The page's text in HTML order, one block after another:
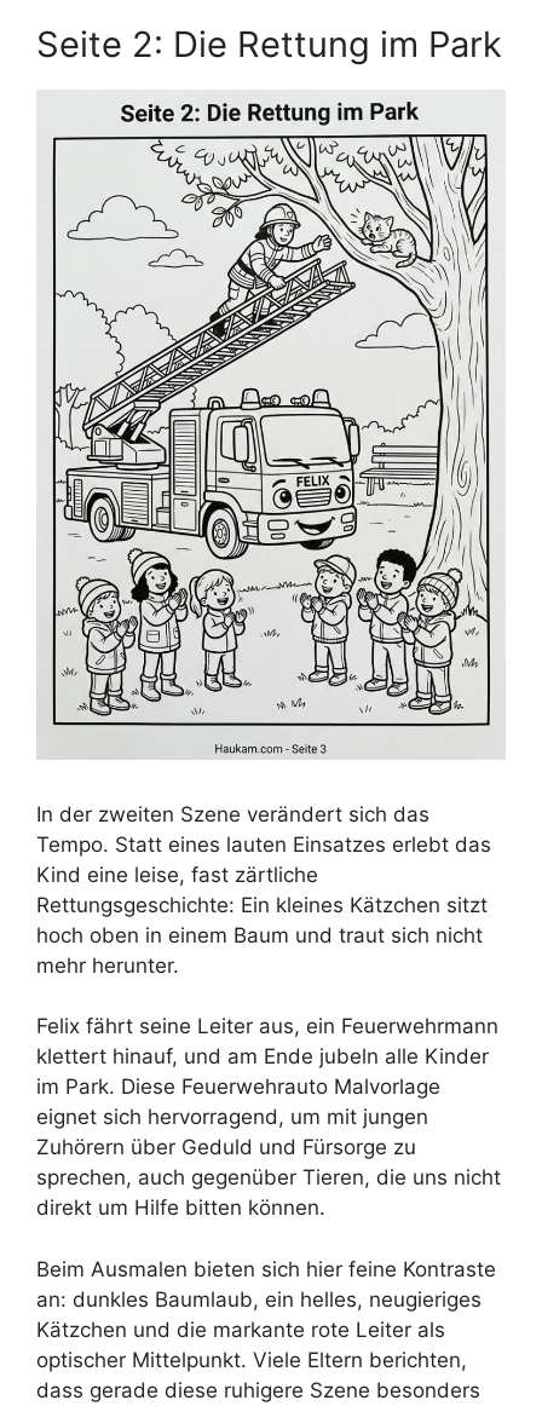
Seite 2: Die Rettung im Park
In der zweiten Szene verändert sich das
Tempo. Statt eines lauten Einsatzes erlebt das
Kind eine leise, fast zärtliche
Rettungsgeschichte: Ein kleines Kätzchen sitzt
hoch oben in einem Baum und traut sich nicht
mehr herunter.
Felix fährt seine Leiter aus, ein Feuerwehrmann
klettert hinauf, und am Ende jubeln alle Kinder
im Park. Diese Feuerwehrauto Malvorlage
eignet sich hervorragend, um mit jungen
Zuhörern über Geduld und Fürsorge zu
sprechen, auch gegenüber Tieren, die uns nicht
direkt um Hilfe bitten können.
Beim Ausmalen bieten sich hier feine Kontraste
an: dunkles Baumlaub, ein helles, neugieriges
Kätzchen und die markante rote Leiter als
optischer Mittelpunkt. Viele Eltern berichten,
dass gerade diese ruhigere Szene besonders